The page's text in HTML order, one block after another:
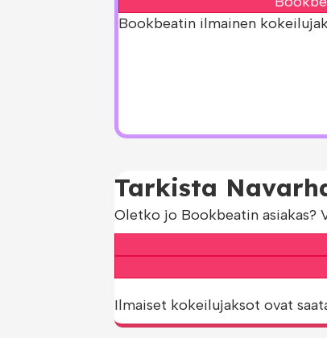
Bookbeatin ilmainen
Tarkista
Oletko jo Bookbeatin asiakas?
Ilmaiset kokeilujaksot ovat